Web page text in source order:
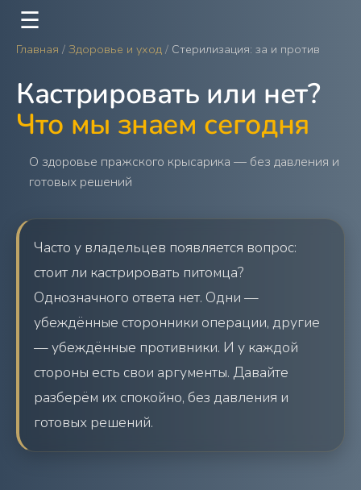
☰
Главная / Здоровье и уход / Стерилизация: за и против
Кастрировать или нет?
Что мы знаем сегодня
О здоровье пражского крысарика — без давления и
готовых решений
Часто у владельцев появляется вопрос:
стоит ли кастрировать питомца?
Однозначного ответа нет. Одни —
убеждённые сторонники операции, другие
— убеждённые противники. И у каждой
стороны есть свои аргументы. Давайте
разберём их спокойно, без давления и
готовых решений.